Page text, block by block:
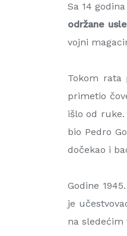
Sa 14
održane
vojni
Tokom
primetio
išlo od
bio Pedro
dočekao i
Godine
je
na sledećim